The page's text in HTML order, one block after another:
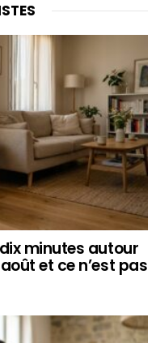
minutes autour
et ce n’est pas